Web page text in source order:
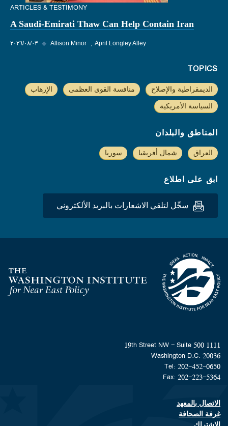
ARTICLES & TESTIMONY
A Saudi-Emirati Thaw Can Help Contain Iran
٠٣‏/٠٨‏/٢٠٢٦ ◆ Allison Minor April Longley Alley
TOPICS
الديمقراطية والإصلاح منافسة القوى العظمى الإرهاب
السياسة الأمريكية
المناطق والبلدان
العراق شمال أفريقيا سوريا
ابق على اطلاع
سجِّل لتلقي الاشعارات بالبريد الألكتروني
Homepage
1111 19th Street NW - Suite 500
Washington D.C. 20036
Tel: 202-452-0650
Fax: 202-223-5364
Footer contact links
الاتصال بالمعهد
غرفة الصحافة